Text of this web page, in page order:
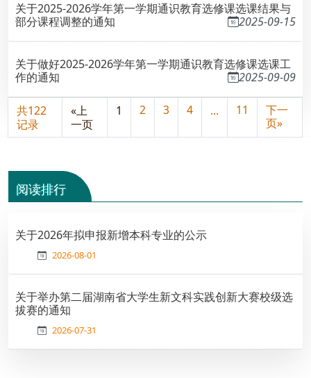
阅读排行
关于2026年拟申报新增本科专业的公示
2026-08-01
关于举办第二届湖南省大学生新文科实践创新大赛校级选
拔赛的通知
2026-07-31
关于2025-2026学年第一学期通识教育选修课选课结果与
部分课程调整的通知
2025-09-15
关于做好2025-2026学年第一学期通识教育选修课选课工
作的通知
2025-09-09
共122
记录
«上
一页
1 2 3 4 ... 11
下一
页»